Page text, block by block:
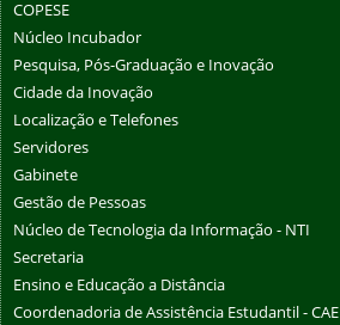
COPESE
Núcleo Incubador
Pesquisa, Pós-Graduação e Inovação
Cidade da Inovação
Localização e Telefones
Servidores
Gabinete
Gestão de Pessoas
Núcleo de Tecnologia da Informação - NTI
Secretaria
Ensino e Educação a Distância
Coordenadoria de Assistência Estudantil - CAE